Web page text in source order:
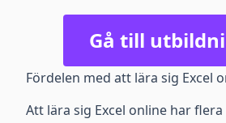
Gå till
Fördelen med att lära sig Excel
Att lära sig Excel online har